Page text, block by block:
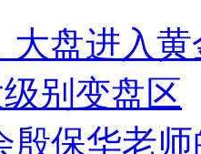
大盘进入
别变盘区
殷保华老